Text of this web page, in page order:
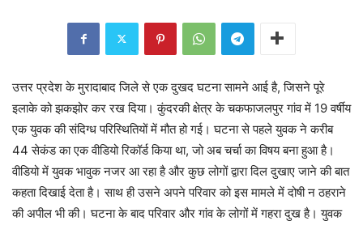
उत्तर प्रदेश के मुरादाबाद जिले से एक दुखद घटना सामने आई है, जिसने पूरे
इलाके को झकझोर कर रख दिया। कुंदरकी क्षेत्र के चकफाजलपुर गांव में 19 वर्षीय
एक युवक की संदिग्ध परिस्थितियों में मौत हो गई। घटना से पहले युवक ने करीब
44 सेकंड का एक वीडियो रिकॉर्ड किया था, जो अब चर्चा का विषय बना हुआ है।
वीडियो में युवक भावुक नजर आ रहा है और कुछ लोगों द्वारा दिल दुखाए जाने की बात
कहता दिखाई देता है। साथ ही उसने अपने परिवार को इस मामले में दोषी न ठहराने
की अपील भी की। घटना के बाद परिवार और गांव के लोगों में गहरा दुख है। युवक